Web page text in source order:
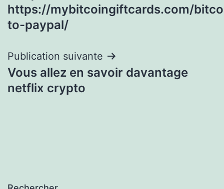
l’article
https://mybitcoingiftcards.com/
to-paypal/
Publication suivante
Vous allez en savoir davantage
netflix crypto